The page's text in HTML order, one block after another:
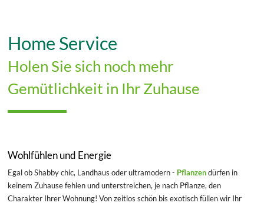
Home Service
Holen Sie sich noch mehr
Gemütlichkeit in Ihr Zuhause
Wohlfühlen und Energie
Egal ob Shabby chic, Landhaus oder ultramodern - Pflanzen dürfen in
keinem Zuhause fehlen und unterstreichen, je nach Pflanze, den
Charakter Ihrer Wohnung! Von zeitlos schön bis exotisch füllen wir Ihr